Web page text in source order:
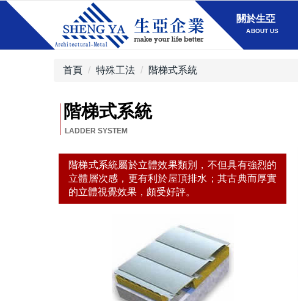
關於生亞
ABOUT US
首頁 特殊工法 階梯式系統
階梯式系統
階梯式系統屬於立體效果類別，不但具有強烈的
立體層次感，更有利於屋頂排水；其古典而厚實
的立體視覺效果，頗受好評。